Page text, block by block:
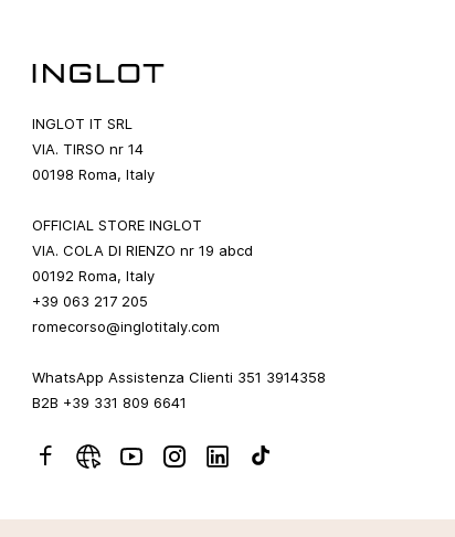
INGLOT IT SRL
VIA. TIRSO nr 14
00198 Roma, Italy
OFFICIAL STORE INGLOT
VIA. COLA DI RIENZO nr 19 abcd
00192 Roma, Italy
+39 063 217 205
romecorso@inglotitaly.com
WhatsApp Assistenza Clienti 351 3914358
B2B +39 331 809 6641